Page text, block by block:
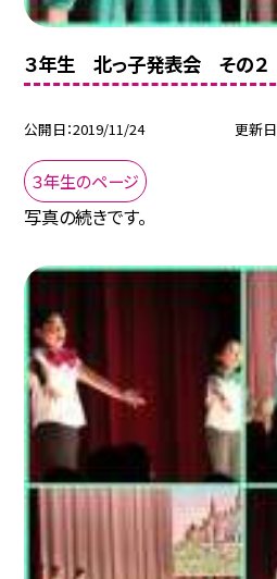
３年生 北っ子発表会 その２
公開日 2019/11/24 更新日
３年生のページ
写真の続きです。